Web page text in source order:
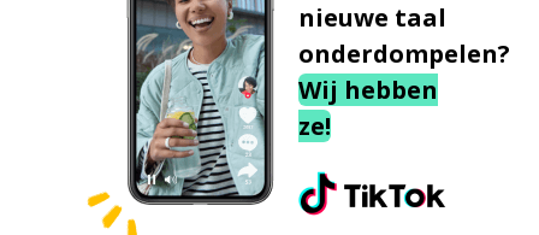
nieuwe taal
onderdompelen?
Wij hebben
ze!